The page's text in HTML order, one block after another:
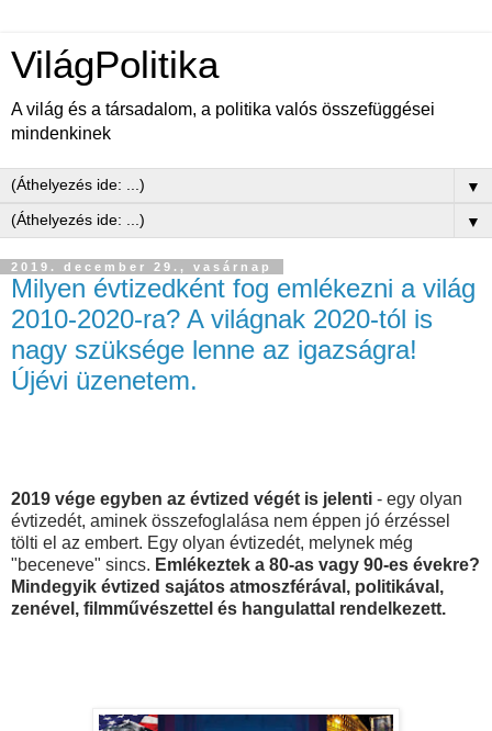
VilágPolitika
A világ és a társadalom, a politika valós összefüggései
mindenkinek
▼
▼
2019. december 29., vasárnap
Milyen évtizedként fog emlékezni a világ
2010-2020-ra? A világnak 2020-tól is
nagy szüksége lenne az igazságra!
Újévi üzenetem.
2019 vége egyben az évtized végét is jelenti - egy olyan
évtizedét, aminek összefoglalása nem éppen jó érzéssel
tölti el az embert. Egy olyan évtizedét, melynek még
"beceneve" sincs. Emlékeztek a 80-as vagy 90-es évekre?
Mindegyik évtized sajátos atmoszférával, politikával,
zenével, filmművészettel és hangulattal rendelkezett.